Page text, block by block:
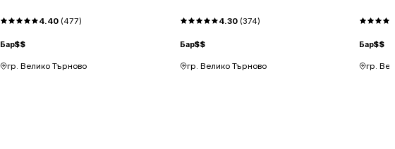
4.40 (477)
Бар$$
гр. Велико Търново
4.30(374)
Бар$$
гр. Велико Търново
Бар$$
гр.